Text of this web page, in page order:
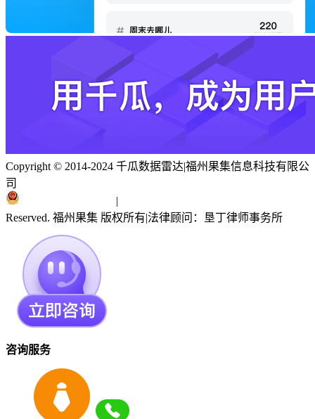
Copyright © 2014-2024 千瓜数据雷达|福州果集信息科技有限公
司
|
Reserved. 福州果集 版权所有|法律顾问：垦丁律师事务所
咨询服务